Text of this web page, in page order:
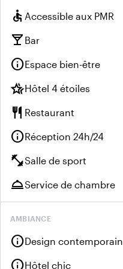
accessible Accessible aux PMR
local_bar Bar
infoEspace bien-être
hotel_classHôtel 4 étoiles
restaurant Restaurant
infoRéception 24h/24
fitness_centerSalle de sport
room_serviceService de chambre
AMBIANCE
infoDesign contemporain
infoHôtel chic